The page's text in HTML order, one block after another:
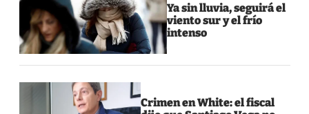
Ya sin lluvia, seguirá el
viento sur y el frío
intenso
Crimen en White: el fiscal